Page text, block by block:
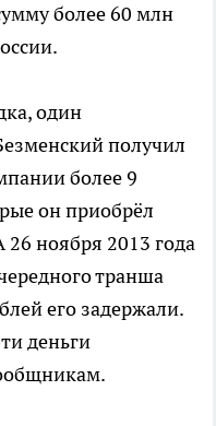
более 60 млн
один
получил
более 9
он приобрёл
26 ноября 2013 года
транша
его задержали.
деньги